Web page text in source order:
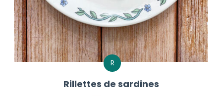
R
Rillettes de sardines